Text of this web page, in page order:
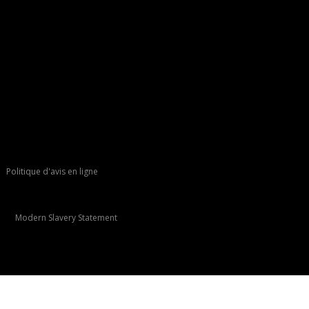
Politique d'avis en ligne
Modern Slavery Statement